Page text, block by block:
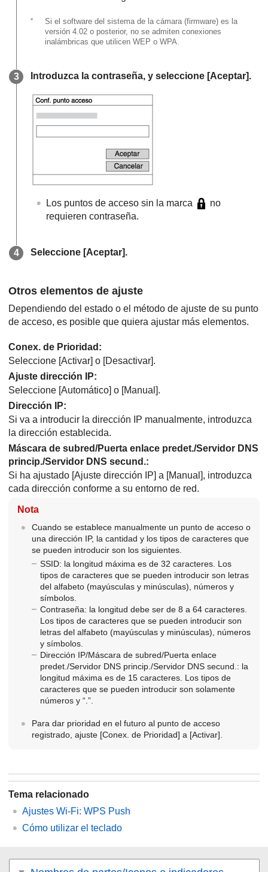
*
Si el software del sistema de la cámara (firmware) es la
versión 4.02 o posterior, no se admiten conexiones
inalámbricas que utilicen WEP o WPA.
Introduzca la contraseña, y seleccione [Aceptar].
Los puntos de acceso sin la marca
no
requieren contraseña.
Seleccione [Aceptar].
Otros elementos de ajuste
Dependiendo del estado o el método de ajuste de su punto
de acceso, es posible que quiera ajustar más elementos.
Conex. de Prioridad :
Seleccione [Activar] o [Desactivar].
Ajuste dirección IP:
Seleccione [Automático] o [Manual].
Dirección IP:
Si va a introducir la dirección IP manualmente, introduzca
la dirección establecida.
Máscara de subred/Puerta enlace predet./Servidor DNS
princip./Servidor DNS secund.:
Si ha ajustado [Ajuste dirección IP] a [Manual], introduzca
cada dirección conforme a su entorno de red.
Nota
Cuando se establece manualmente un punto de acceso o
una dirección IP, la cantidad y los tipos de caracteres que
se pueden introducir son los siguientes.
SSID: la longitud máxima es de 32 caracteres. Los
tipos de caracteres que se pueden introducir son letras
del alfabeto (mayúsculas y minúsculas), números y
símbolos.
Contraseña: la longitud debe ser de 8 a 64 caracteres.
Los tipos de caracteres que se pueden introducir son
letras del alfabeto (mayúsculas y minúsculas), números
y símbolos.
Dirección IP/Máscara de subred/Puerta enlace
predet./Servidor DNS princip./Servidor DNS secund.: la
longitud máxima es de 15 caracteres. Los tipos de
caracteres que se pueden introducir son solamente
números y “.”.
Para dar prioridad en el futuro al punto de acceso
registrado, ajuste [Conex. de Prioridad] a [Activar]
Tema relacionado
Ajustes Wi-Fi: WPS Push
Cómo utilizar el teclado